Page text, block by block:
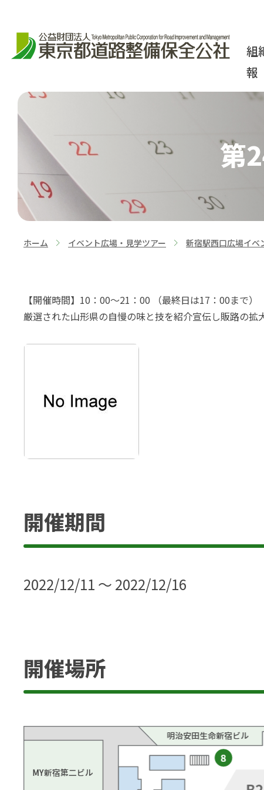
組
報
第
ホーム
イベント広場・見学ツアー
新宿駅西口広場イベ
【開催時間】10：00～21：00 （最終日は17：00まで）
厳選された山形県の自慢の味と技を紹介宣伝し販路の拡
開催期間
2022/12/11 ～ 2022/12/16
開催場所